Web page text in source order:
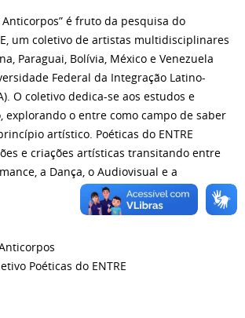
Anticorpos” é fruto da pesquisa do
um coletivo de artistas multidisciplinares
Paraguai, Bolívia, México e Venezuela
Federal da Integração Latino-
O coletivo dedica-se aos estudos e
explorando o entre como campo de saber
artístico. Poéticas do ENTRE
e criações artísticas transitando entre
a Dança, o Audiovisual e a
Poéticas do ENTRE